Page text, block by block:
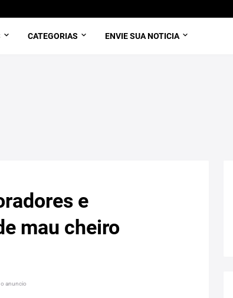
CATEGORIAS ENVIE SUA NOTICIA
e
mau cheiro
anuncio